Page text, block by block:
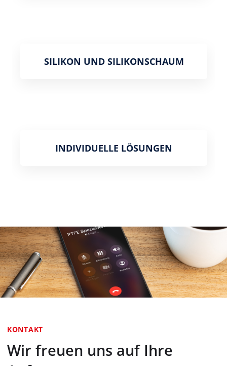
SILIKON UND SILIKONSCHAUM
INDIVIDUELLE LÖSUNGEN
KONTAKT
Wir freuen uns auf Ihre